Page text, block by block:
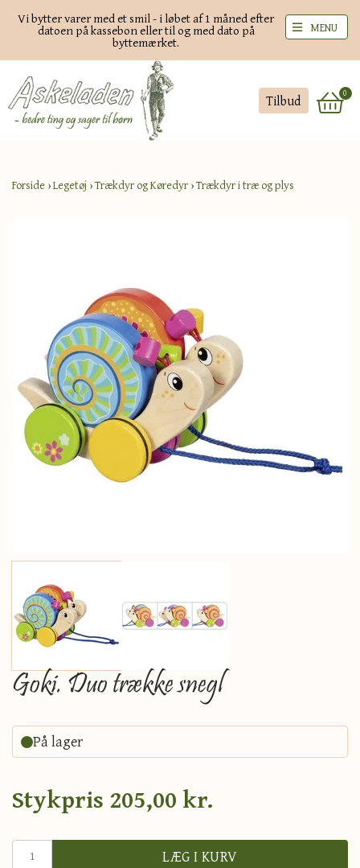
Vi bytter varer med et smil - i løbet af 1 måned efter
datoen på kassebon eller til og med dato på
byttemærket.
Tilbud 0
MENU
Forside ›Legetøj ›Trækdyr og Køredyr ›Trækdyr i træ og plys
Goki. Duo trække snegl
På lager
Stykpris 205,00 kr.
LÆG I KURV